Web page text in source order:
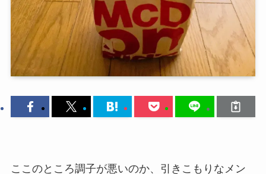
ここのところ調子が悪いのか、引きこもりなメン